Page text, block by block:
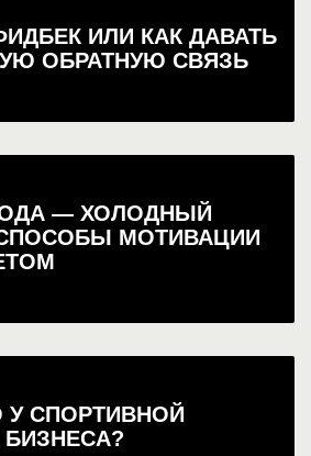
ИЛИ КАК ДАВАТЬ
ОБРАТНУЮ СВЯЗЬ
— ХОЛОДНЫЙ
СПОСОБЫ МОТИВАЦИИ
СПОРТИВНОЙ